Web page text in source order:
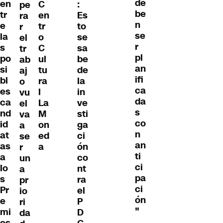
en
tr
e
la
s
po
si
bl
es
ca
nd
id
at
as
a
lo
s
Pr
e
mi
pe
ra
r
el
tr
ab
aj
o
vu
el
va
a
se
r
un
a
pr
io
ri
da
C
en
tr
o
C
ul
tu
ra
l
La
M
on
ed
a
:
Es
to
se
sa
be
de
la
in
ve
sti
ga
ci
ón
co
nt
ra
el
P
D
de
be
n
se
r
pl
an
ifi
ca
da
s
co
n
an
ti
ci
pa
ci
ón
"